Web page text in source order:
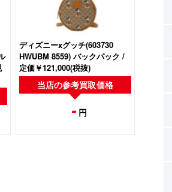
ディズニーxグッチ(‎603730
HWUBM 8559) バックパック /
定価￥121,000(税抜)
当店の参考買取価格
- 円